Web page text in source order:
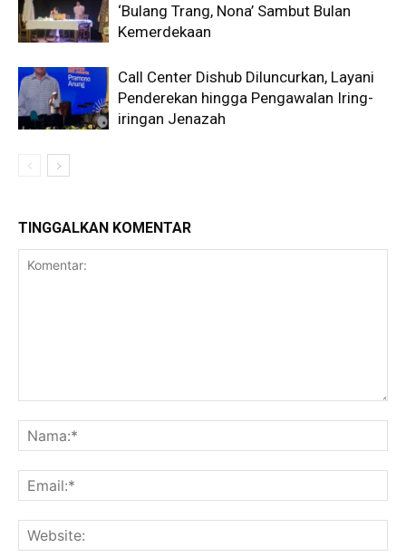
‘Bulang Trang, Nona’ Sambut Bulan
Kemerdekaan
Call Center Dishub Diluncurkan, Layani
Penderekan hingga Pengawalan Iring-
iringan Jenazah
TINGGALKAN KOMENTAR